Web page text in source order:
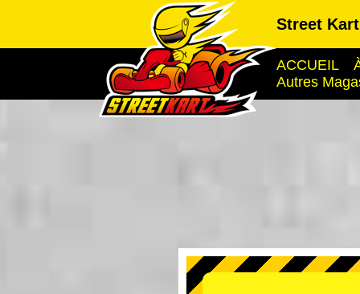
Street
ACCUEIL
Autres